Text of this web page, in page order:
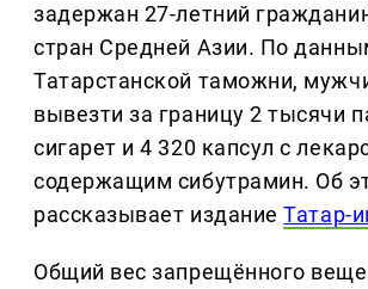
задержан 27-летний
стран Средней Азии. По
Татарстанской таможни,
вывезти за границу 2 тысячи
сигарет и 4 320 капсул с
содержащим сибутрамин. Об
рассказывает изданиеТатар-
Общий вес запрещённого